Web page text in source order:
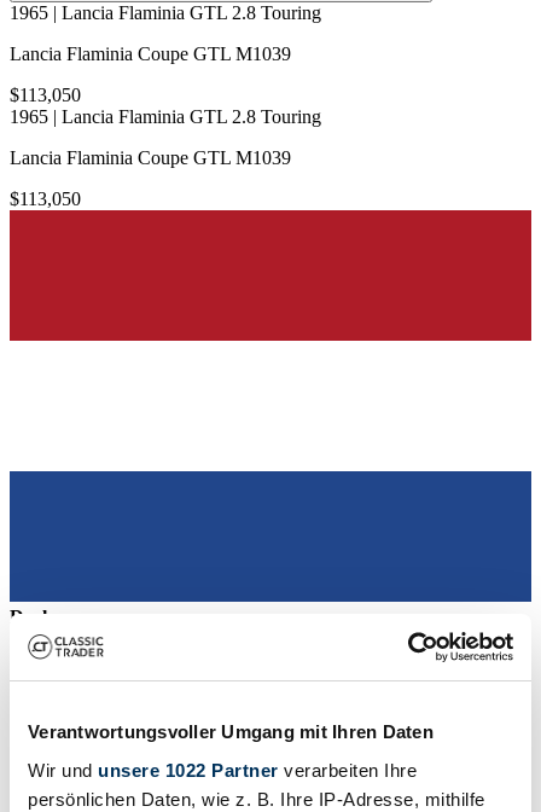
Verantwortungsvoller Umgang mit Ihren Daten
Wir und unsere 1022 Partner verarbeiten Ihre
persönlichen Daten, wie z. B. Ihre IP-Adresse, mithilfe
1965 | Lancia Flaminia GTL 2.8 Touring
Lancia Flaminia Coupe GTL M1039
$113,050
1965 | Lancia Flaminia GTL 2.8 Touring
Lancia Flaminia Coupe GTL M1039
$113,050
Dealer